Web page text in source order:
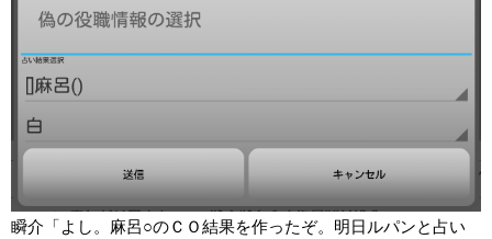
瞬介「よし。麻呂○のＣＯ結果を作ったぞ。明日ルパンと占い